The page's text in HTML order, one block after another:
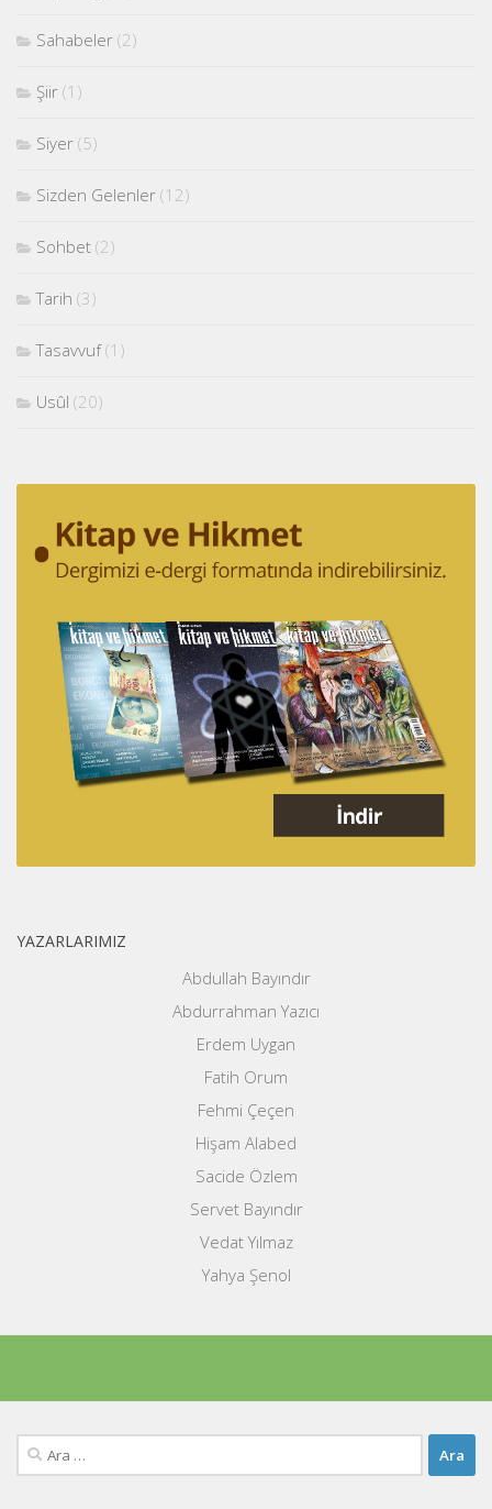
Sahabeler (2)
Şiir (1)
Siyer (5)
Sizden Gelenler (12)
Sohbet (2)
Tarih (3)
Tasavvuf(1)
Usûl (20)
YAZARLARIMIZ
Abdullah Bayındır
Abdurrahman Yazıcı
Erdem Uygan
Fatih Orum
Fehmi Çeçen
Hişam Alabed
Sacide Özlem
Servet Bayındır
Vedat Yılmaz
Yahya Şenol
Arama: